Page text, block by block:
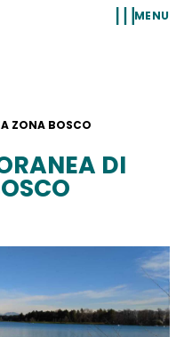
MENU
ZONA BOSCO
DI